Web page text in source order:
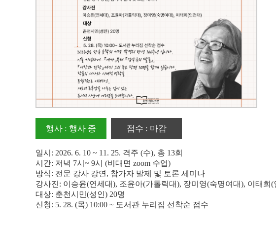
행사 : 행사 중 접수 : 마감
일시: 2026. 6. 10 ~ 11. 25. 격주 (수), 총 13회
시간: 저녁 7시~ 9시 (비대면 zoom 수업)
방식: 전문 강사 강연, 참가자 발제 및 토론 세미나
강사진: 이승윤(연세대), 조윤아(가톨릭대), 장미영(숙명여대), 이태희(
대상: 춘천시민(성인) 20명
신청: 5. 28. (목) 10:00 ~ 도서관 누리집 선착순 접수